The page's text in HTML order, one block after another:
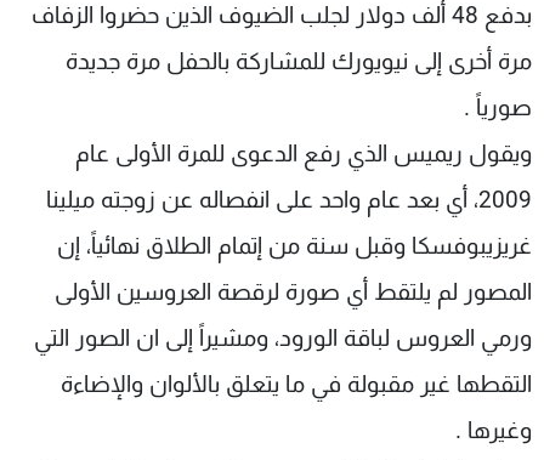
بدفع 48 ألف دولار لجلب الضيوف الذين حضروا الزفاف
مرة أخرى إلى نيويورك للمشاركة بالحفل مرة جديدة
صورياً .
ويقول ريميس الذي رفع الدعوى للمرة الأولى عام
2009، أي بعد عام واحد على انفصاله عن زوجته ميلينا
غريزيبوفسكا وقبل سنة من إتمام الطلاق نهائياً، إن
المصور لم يلتقط أي صورة لرقصة العروسين الأولى
ورمي العروس لباقة الورود، ومشيراً إلى ان الصور التي
التقطها غير مقبولة في ما يتعلق بالألوان والإضاءة
وغيرها .
عن MTV
لاعلاناتكم
وظائف
سياسة الخصوصية